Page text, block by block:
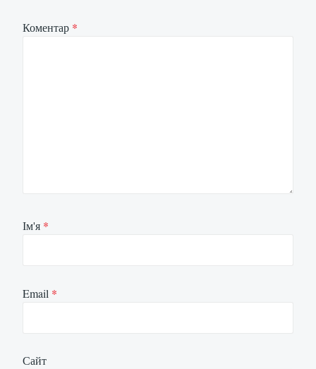
Коментар *
Ім'я *
Email *
Сайт